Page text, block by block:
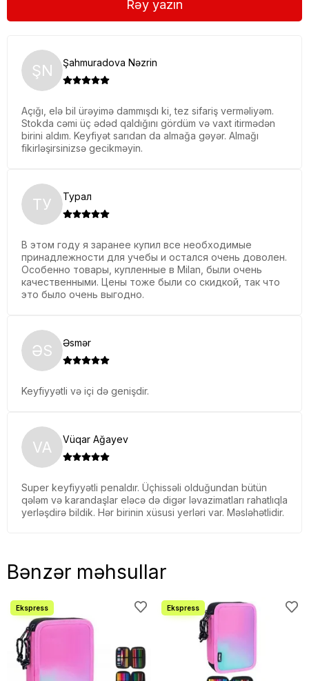
ŞN Şahmuradova Nəzrin
Açığı, elə bil ürəyimə dammışdı ki, tez sifariş verməliyəm.
Stokda cəmi üç ədəd qaldığını gördüm və vaxt itirmədən
birini aldım. Keyfiyət sarıdan da almağa gəyər. Almağı
fikirləşirsinizsə gecikməyin.
ТУ Турал
В этом году я заранее купил все необходимые
принадлежности для учебы и остался очень доволен.
Особенно товары, купленные в Milan, были очень
качественными. Цены тоже были со скидкой, так что
это было очень выгодно.
ƏS Əsmər
Keyfiyyətli və içi də genişdir.
VA Vüqar Ağayev
Super keyfiyyətli penaldır. Üçhissəli olduğundan bütün
qələm və karandaşlar eləcə də digər ləvazimatları rahatlıqla
yerləşdirə bildik. Hər birinin xüsusi yerləri var. Məsləhətlidir.
Rəy yazın
Bənzər məhsullar